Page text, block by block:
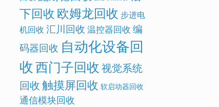
下回收欧姆龙回收 步进电
机回收 汇川回收 温控器回收 编
码器回收 自动化设备回
收西门子回收视觉系统
回收触摸屏回收 软启动器回收
通信模块回收